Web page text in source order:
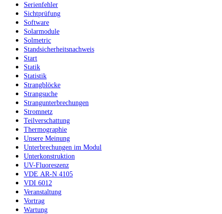
Serienfehler
Sichtprüfung
Software
Solarmodule
Solmetric
Standsicherheitsnachweis
Start
Statik
Statistik
Strangblöcke
Strangsuche
Strangunterbrechungen
Stromnetz
Teilverschattung
Thermographie
Unsere Meinung
Unterbrechungen im Modul
Unterkonstruktion
UV-Fluoreszenz
VDE AR-N 4105
VDI 6012
Veranstaltung
Vortrag
Wartung